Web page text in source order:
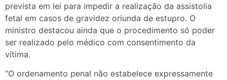
prevista em lei para impedir a realização da assistolia
fetal em casos de gravidez oriunda de estupro. O
ministro destacou ainda que o procedimento só poder
ser realizado pelo médico com consentimento da
vítima.
“O ordenamento penal não estabelece expressamente